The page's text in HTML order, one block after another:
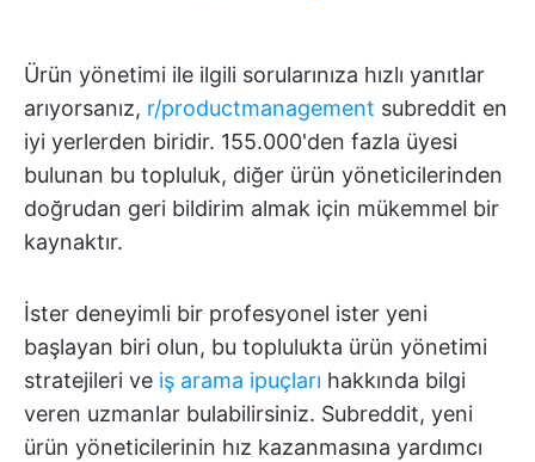
Ürün yönetimi ile ilgili sorularınıza hızlı yanıtlar
arıyorsanız, r/productmanagement subreddit en
iyi yerlerden biridir. 155.000'den fazla üyesi
bulunan bu topluluk, diğer ürün yöneticilerinden
doğrudan geri bildirim almak için mükemmel bir
kaynaktır.
İster deneyimli bir profesyonel ister yeni
başlayan biri olun, bu toplulukta ürün yönetimi
stratejileri ve iş arama ipuçları hakkında bilgi
veren uzmanlar bulabilirsiniz. Subreddit, yeni
ürün yöneticilerinin hız kazanmasına yardımcı